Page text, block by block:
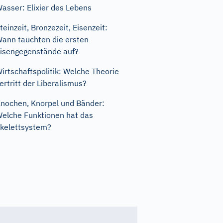
Elixier des Lebens
Bronzezeit, Eisenzeit:
tauchten die ersten
auf?
Welche Theorie
der Liberalismus?
Knorpel und Bänder:
Funktionen hat das